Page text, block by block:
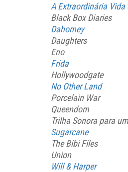
A Extraordinária Vida
Black Box Diaries
Dahomey
Daughters
Eno
Frida
Hollywoodgate
No Other Land
Porcelain War
Queendom
Trilha Sonora para
Sugarcane
The Bibi Files
Union
Will & Harper